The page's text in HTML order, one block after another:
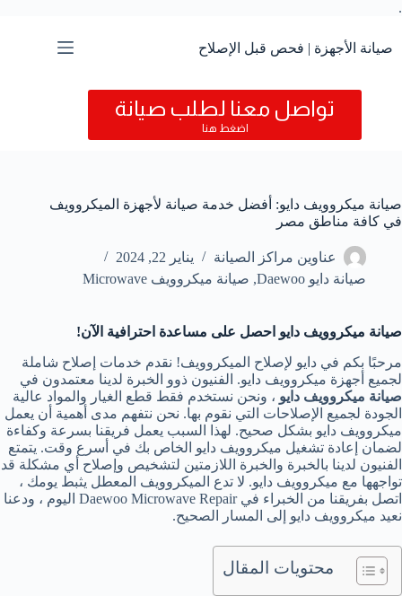
.
المحتوى
صيانة الأجهزة | فحص قبل الإصلاح
تواصل معنا لطلب صيانة
اضغط هنا
صيانة ميكروويف دايو: أفضل خدمة صيانة لأجهزة الميكروويف
في كافة مناطق مصر
عناوين مراكز الصيانة
يناير 22, 2024
صيانة دايو Daewoo
, صيانة ميكروويف Microwave
صيانة ميكروويف دايو احصل على مساعدة احترافية الآن!
مرحبًا بكم في دايو لإصلاح الميكروويف! نقدم خدمات إصلاح شاملة
لجميع أجهزة ميكروويف دايو. الفنيون ذوو الخبرة لدينا معتمدون في
صيانة ميكروويف دايو ، ونحن نستخدم فقط قطع الغيار والمواد عالية
الجودة لجميع الإصلاحات التي نقوم بها. نحن نتفهم مدى أهمية أن يعمل
ميكروويف دايو بشكل صحيح. لهذا السبب يعمل فريقنا بسرعة وكفاءة
لضمان إعادة تشغيل ميكروويف دايو الخاص بك في أسرع وقت. يتمتع
الفنيون لدينا بالخبرة والخبرة اللازمتين لتشخيص وإصلاح أي مشكلة قد
تواجهها مع ميكروويف دايو. لا تدع الميكروويف المعطل يثبط يومك ،
اتصل بفريقنا من الخبراء في Daewoo Microwave Repair اليوم ، ودعنا
نعيد ميكروويف دايو إلى المسار الصحيح.
محتويات المقال